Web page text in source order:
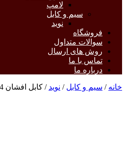
لامپ
سیم و کابل
نوید
فروشگاه
سوالات متداول
روش های ارسال
تماس با ما
درباره ما
خانه / سیم و کابل / نوید / کابل افشان 4 در 16 نوید